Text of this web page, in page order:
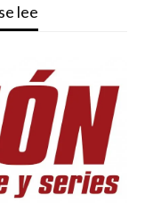
lee